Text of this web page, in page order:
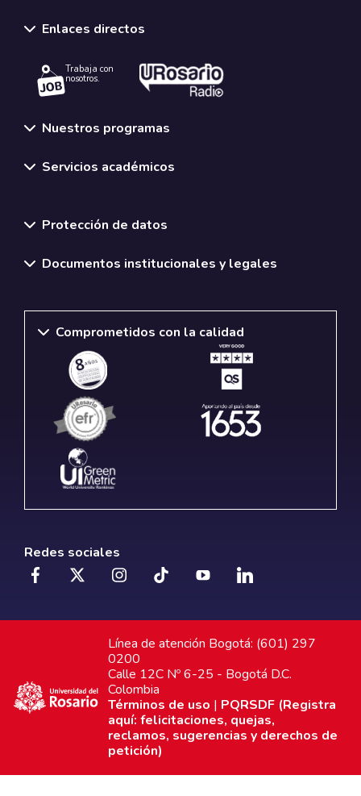
Enlaces directos
Trabaja con
nosotros.
Nuestros programas
Servicios académicos
Protección de datos
Documentos institucionales y legales
Comprometidos con la calidad
Redes sociales
Línea de atención Bogotá: (601) 297
0200
Calle 12C Nº 6-25 - Bogotá D.C.
Colombia
Términos de uso | PQRSDF (Registra
aquí: felicitaciones, quejas,
reclamos, sugerencias y derechos de
petición)